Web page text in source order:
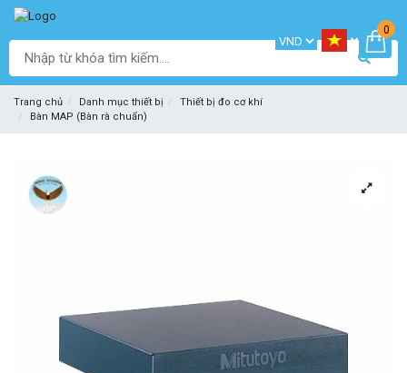
0
Trang chủ Danh mục thiết bị
Thiết bị đo cơ khí
Bàn MAP (Bàn rà chuẩn)